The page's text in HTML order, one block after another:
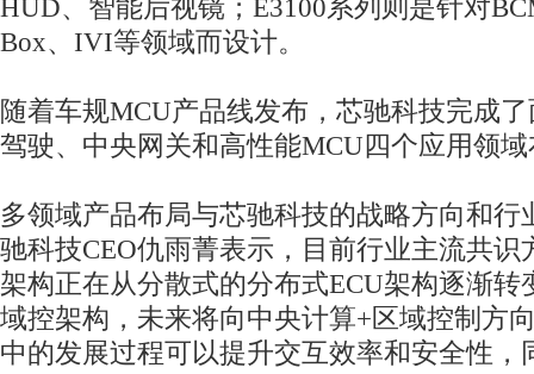
HUD、智能后视镜；E3100系列则是针对
Box、IVI等领域而设计。
随着车规MCU产品线发布，芯驰科技完成
驾驶、中央网关和高性能MCU四个应用领
多领域产品布局与芯驰科技的战略方向和行
驰科技CEO仇雨菁表示，目前行业主流共识
架构正在从分散式的分布式ECU架构逐渐转
域控架构，未来将向中央计算+区域控制方
中的发展过程可以提升交互效率和安全性，